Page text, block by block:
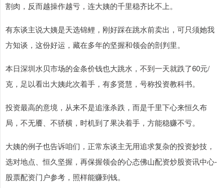
割肉，反而越操作越亏，连大姨的千里稳齐比不上。
有东谈主说大姨是天选锦鲤，刚好踩在跳水前卖出，可只须她我
方知谈，这份好运，藏在多年的坚握和领会的剖判里。
本日深圳水贝市场的金条价钱也大跳水，不到一天就跌了60元/
克，足以看出大姨此次着手，有多贤慧，号称投资教科书。
投资最高的意境，从来不是追涨杀跌，而是千里下心来恒久布
局，不无餍、不骄横，时机到了果决着手，方能稳赚不亏。
大姨的例子也告诉咱们，正常东谈主无用追求复杂的投资妙技，
选对地点、恒久坚握，再保握领会的心态佛山配资炒股资讯中心-
股票配资门户参考，照样能赚到钱。